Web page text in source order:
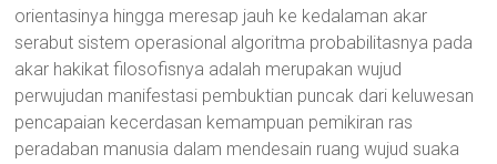
orientasinya hingga meresap jauh ke kedalaman akar
serabut sistem operasional algoritma probabilitasnya pada
akar hakikat filosofisnya adalah merupakan wujud
perwujudan manifestasi pembuktian puncak dari keluwesan
pencapaian kecerdasan kemampuan pemikiran ras
peradaban manusia dalam mendesain ruang wujud suaka